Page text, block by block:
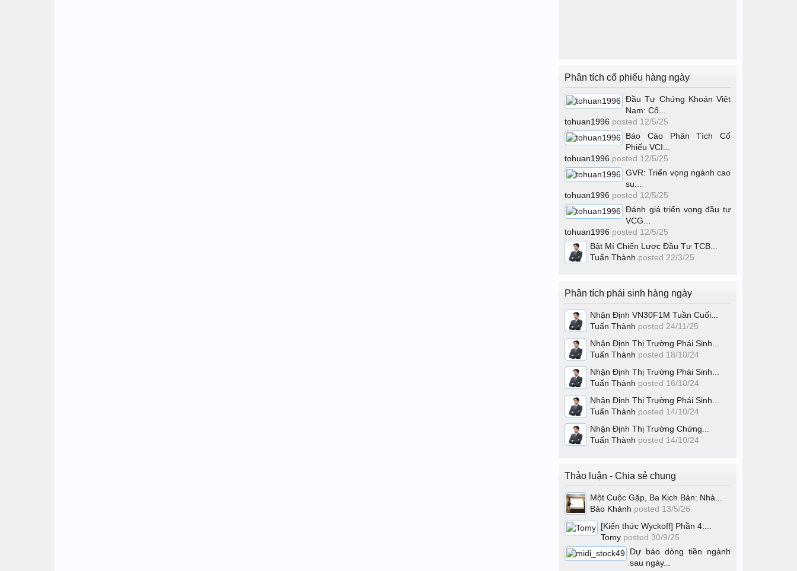
Phân tích cổ phiếu hàng ngày
Đầu Tư Chứng Khoán Việt
Nam: Cổ...
tohuan1996 posted 12/5/25
Báo Cáo Phân Tích Cổ
Phiếu VCI...
tohuan1996 posted 12/5/25
GVR: Triển vọng ngành cao
su...
tohuan1996 posted 12/5/25
Đánh giá triển vọng đầu tư
VCG...
tohuan1996 posted 12/5/25
Bật Mí Chiến Lược Đầu Tư TCB...
Tuấn Thành posted 22/3/25
Phân tích phái sinh hàng ngày
Nhận Định VN30F1M Tuần Cuối...
Tuấn Thành posted 24/11/25
Nhận Định Thị Trường Phái Sinh...
Tuấn Thành posted 18/10/24
Nhận Định Thị Trường Phái Sinh...
Tuấn Thành posted 16/10/24
Nhận Định Thị Trường Phái Sinh...
Tuấn Thành posted 14/10/24
Nhận Định Thị Trường Chứng...
Tuấn Thành posted 14/10/24
Thảo luận - Chia sẻ chung
Một Cuộc Gặp, Ba Kịch Bản: Nhà...
Bảo Khánh posted 13/5/26
[Kiến thức Wyckoff] Phần 4:...
Tomy posted 30/9/25
Dự báo dòng tiền ngành
sau ngày...